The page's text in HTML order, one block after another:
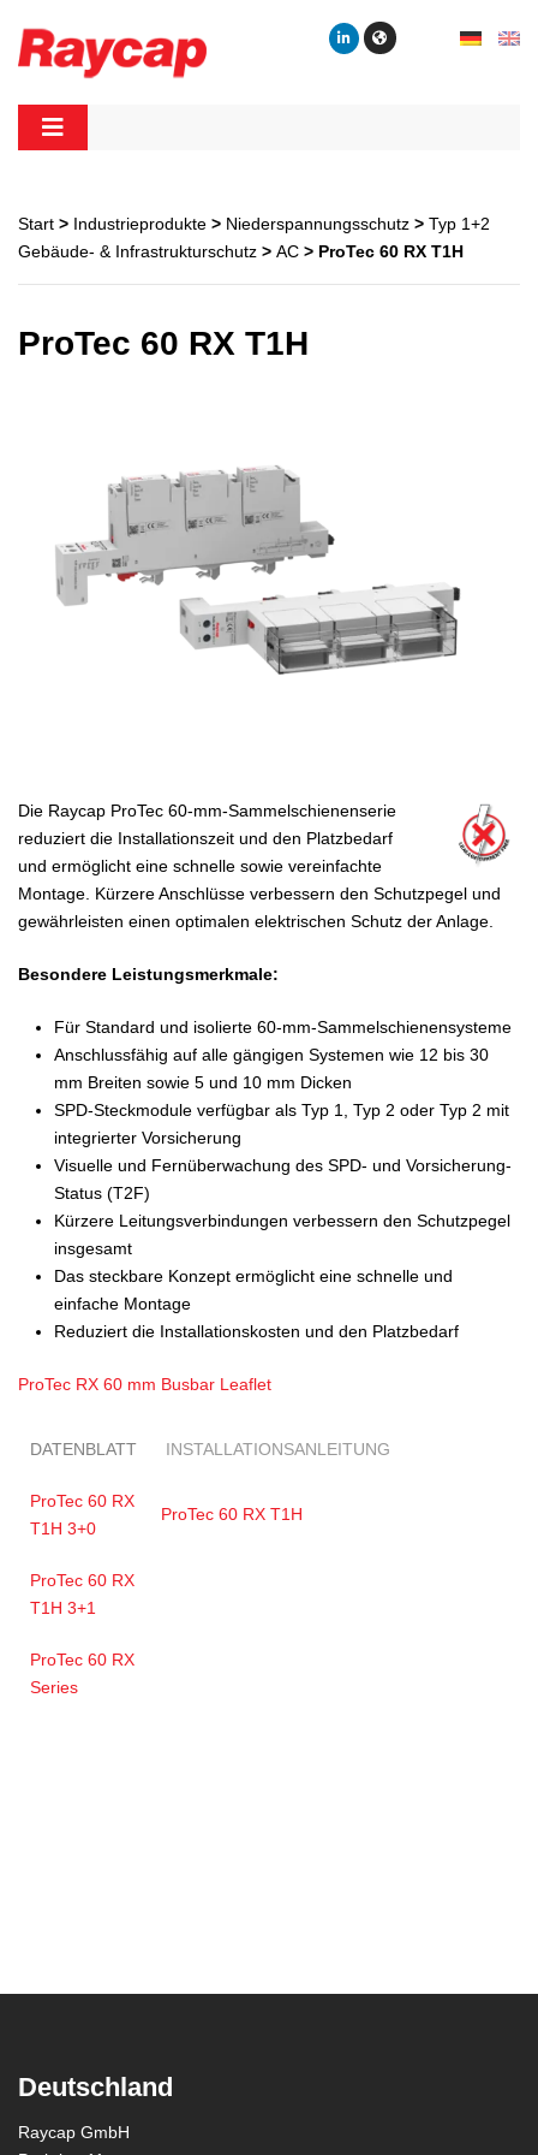
content
Start > Industrieprodukte > Niederspannungsschutz > Typ 1+2
Gebäude- & Infrastrukturschutz > AC > ProTec 60 RX T1H
ProTec 60 RX T1H
Die Raycap ProTec 60-mm-Sammelschienenserie
reduziert die Installationszeit und den Platzbedarf
und ermöglicht eine schnelle sowie vereinfachte
Montage. Kürzere Anschlüsse verbessern den Schutzpegel und
gewährleisten einen optimalen elektrischen Schutz der Anlage.
Besondere Leistungsmerkmale:
Für Standard und isolierte 60-mm-Sammelschienensysteme
Anschlussfähig auf alle gängigen Systemen wie 12 bis 30
mm Breiten sowie 5 und 10 mm Dicken
SPD-Steckmodule verfügbar als Typ 1, Typ 2 oder Typ 2 mit
integrierter Vorsicherung
Visuelle und Fernüberwachung des SPD- und Vorsicherung-
Status (T2F)
Kürzere Leitungsverbindungen verbessern den Schutzpegel
insgesamt
Das steckbare Konzept ermöglicht eine schnelle und
einfache Montage
Reduziert die Installationskosten und den Platzbedarf
ProTec RX 60 mm Busbar Leaflet
DATENBLATT INSTALLATIONSANLEITUNG
ProTec 60 RX
T1H 3+0
ProTec 60 RX T1H
ProTec 60 RX
T1H 3+1
ProTec 60 RX
Series
Deutschland
Raycap GmbH